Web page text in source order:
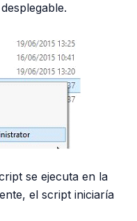
se ejecuta en la
el script iniciaría